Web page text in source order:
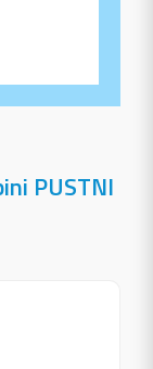
PUSTNI